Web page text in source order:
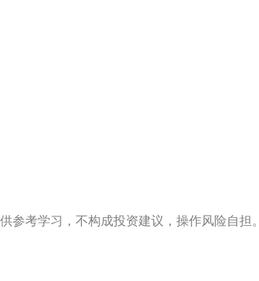
参考学习，不构成投资建议，操作风险自担。